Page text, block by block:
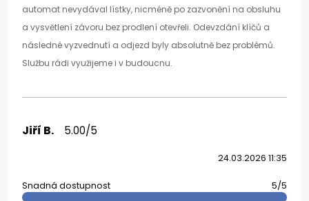
automat nevydával lístky, nicméně po zazvonění na obsluhu
a vysvětlení závoru bez prodlení otevřeli. Odevzdání klíčů a
následné vyzvednutí a odjezd byly absolutně bez problémů.
Službu rádi využijeme i v budoucnu.
Jiří B. 5.00/5
24.03.2026 11:35
Snadná dostupnost 5/5